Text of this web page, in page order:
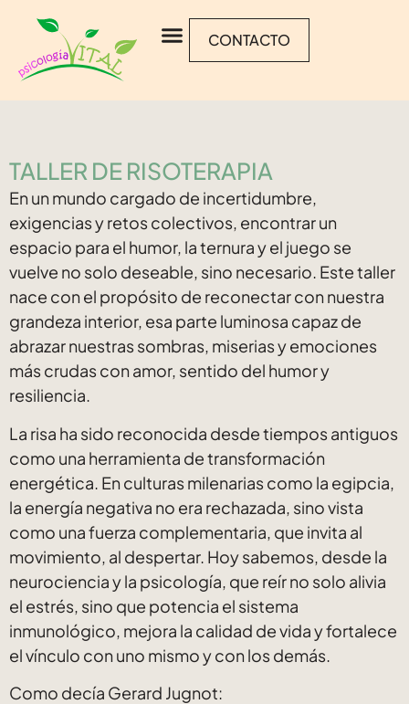
CONTACTO
TALLER DE RISOTERAPIA
En un mundo cargado de incertidumbre,
exigencias y retos colectivos, encontrar un
espacio para el humor, la ternura y el juego se
vuelve no solo deseable, sino necesario. Este taller
nace con el propósito de reconectar con nuestra
grandeza interior, esa parte luminosa capaz de
abrazar nuestras sombras, miserias y emociones
más crudas con amor, sentido del humor y
resiliencia.
La risa ha sido reconocida desde tiempos antiguos
como una herramienta de transformación
energética. En culturas milenarias como la egipcia,
la energía negativa no era rechazada, sino vista
como una fuerza complementaria, que invita al
movimiento, al despertar. Hoy sabemos, desde la
neurociencia y la psicología, que reír no solo alivia
el estrés, sino que potencia el sistema
inmunológico, mejora la calidad de vida y fortalece
el vínculo con uno mismo y con los demás.
Como decía Gerard Jugnot: